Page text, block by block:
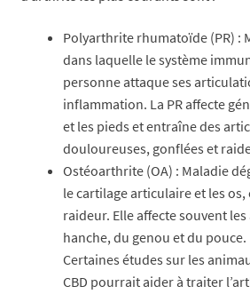
Polyarthrite rhumatoïde (PR) :
dans laquelle le système
personne attaque ses
inflammation. La PR affecte
et les pieds et entraîne des
douloureuses, gonflées et
Ostéoarthrite (OA) : Maladie
le cartilage articulaire et les
raideur. Elle affecte souvent
hanche, du genou et du pouce.
Certaines études sur les
CBD pourrait aider à traiter